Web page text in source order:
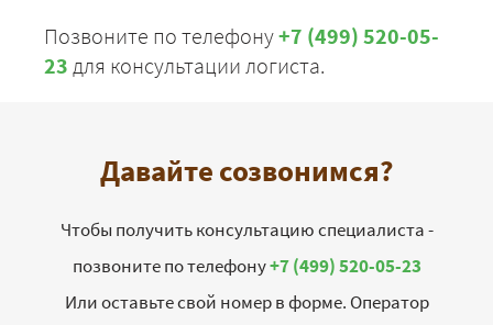
Позвоните по телефону+7 (499) 520-05-
23 для консультации логиста.
Давайте созвонимся?
Чтобы получить консультацию специалиста -
позвоните по телефону+7 (499) 520-05-23
Или оставьте свой номер в форме. Оператор